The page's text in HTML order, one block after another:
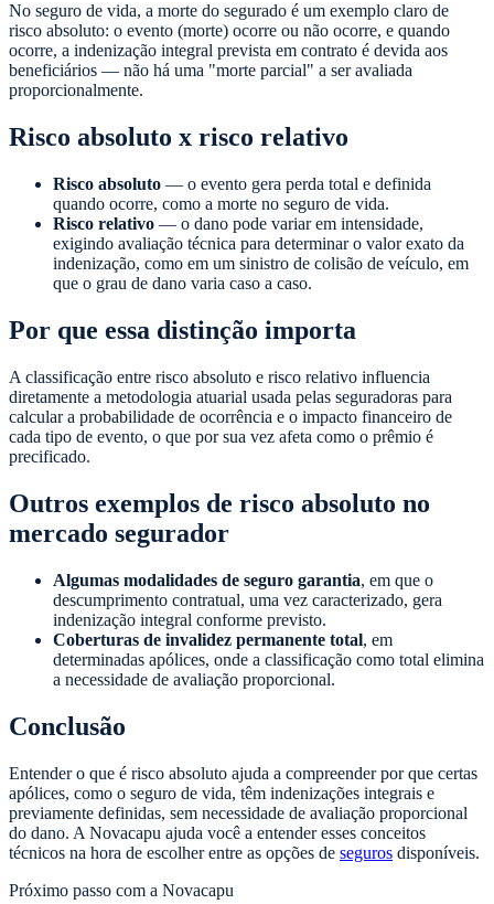
No seguro de vida, a morte do segurado é um exemplo claro de
risco absoluto: o evento (morte) ocorre ou não ocorre, e quando
ocorre, a indenização integral prevista em contrato é devida aos
beneficiários — não há uma "morte parcial" a ser avaliada
proporcionalmente.
Risco absoluto x risco relativo
Risco absoluto — o evento gera perda total e definida
quando ocorre, como a morte no seguro de vida.
Risco relativo — o dano pode variar em intensidade,
exigindo avaliação técnica para determinar o valor exato da
indenização, como em um sinistro de colisão de veículo, em
que o grau de dano varia caso a caso.
Por que essa distinção importa
A classificação entre risco absoluto e risco relativo influencia
diretamente a metodologia atuarial usada pelas seguradoras para
calcular a probabilidade de ocorrência e o impacto financeiro de
cada tipo de evento, o que por sua vez afeta como o prêmio é
precificado.
Outros exemplos de risco absoluto no
mercado segurador
Algumas modalidades de seguro garantia, em que o
descumprimento contratual, uma vez caracterizado, gera
indenização integral conforme previsto.
Coberturas de invalidez permanente total, em
determinadas apólices, onde a classificação como total elimina
a necessidade de avaliação proporcional.
Conclusão
Entender o que é risco absoluto ajuda a compreender por que certas
apólices, como o seguro de vida, têm indenizações integrais e
previamente definidas, sem necessidade de avaliação proporcional
do dano. A Novacapu ajuda você a entender esses conceitos
técnicos na hora de escolher entre as opções de seguros disponíveis.
Próximo passo com a Novacapu